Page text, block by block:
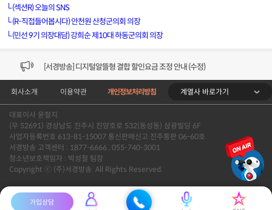
가입상담
└(섹션R) 오늘의 SNS
└(R-직접들어봅시다) 안천원 산청군의회 의장
└(민선 9기 의장대담) 강희순 제10대 하동군의회 의장
[VOD공지] 청춘초이스 이용금액 변경 안내
[서경방송] 일부 채널편성 변경 안내의 건 (7/22)
[서경방송] 디지털알뜰형 결합 할인요금 조정 안내 (수정)
[공지] 개인정보처리방침 (Ver2.15) 개정의 건 (7/1)
[서경방송] 일부 채널편성 변경 안내의 건 (7/1)
[VOD공지] 청춘초이스 이용금액 변경 안내
[서경방송] 일부 채널편성 변경 안내의 건 (7/22)
회사소개 이용약관 개인정보처리방침 계열사 바로가기
대표이사 윤철지
(우 52691) 경상남도 진주시 진양호로 532(동성동) 삼광빌딩 6F
사업자등록번호 613-81-15007 통신판매신고 진주통판 06-60호
서경방송 고객센터 : 1877-6666 , 055-740-3001
청소년보호책임자 : 박성철 팀장
Copyright ⓒ (주)서경방송. All Rights Reserved.